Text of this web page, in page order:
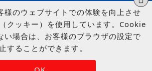
GARAGE GROUP Co., Ltd.
様のウェブサイトでの体験を向上させ
クッキー）を使用しています。Cookie
い場合は、お客様のブラウザの設定で
することができます。